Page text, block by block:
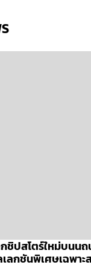
ชิปสโตร์ใหม่บนนถ
ลกชันพิเศษเฉพาะ